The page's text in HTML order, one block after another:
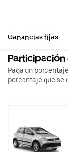
Ganancias fijas
Participación
Paga un
porcentaje que se